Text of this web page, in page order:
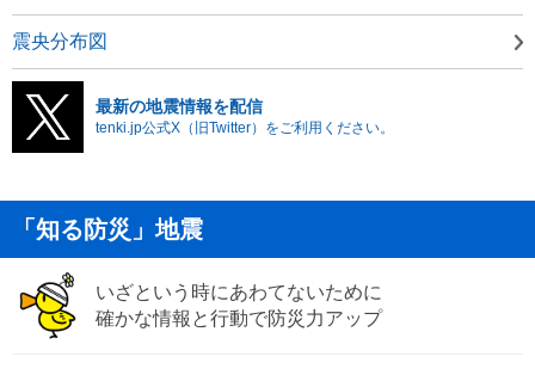
震央分布図
最新の地震情報を配信
tenki.jp公式X（旧Twitter）をご利用ください。
「知る防災」地震
いざという時にあわてないために
確かな情報と行動で防災力アップ